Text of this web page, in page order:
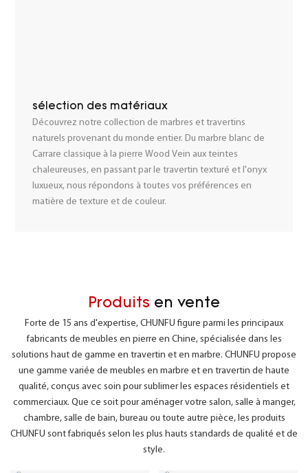
sélection des matériaux
Découvrez notre collection de marbres et travertins
naturels provenant du monde entier. Du marbre blanc de
Carrare classique à la pierre Wood Vein aux teintes
chaleureuses, en passant par le travertin texturé et l'onyx
luxueux, nous répondons à toutes vos préférences en
matière de texture et de couleur.
Produits en vente
Forte de 15 ans d'expertise, CHUNFU figure parmi les principaux
fabricants de meubles en pierre en Chine, spécialisée dans les
solutions haut de gamme en travertin et en marbre. CHUNFU propose
une gamme variée de meubles en marbre et en travertin de haute
qualité, conçus avec soin pour sublimer les espaces résidentiels et
commerciaux. Que ce soit pour aménager votre salon, salle à manger,
chambre, salle de bain, bureau ou toute autre pièce, les produits
CHUNFU sont fabriqués selon les plus hauts standards de qualité et de
style.